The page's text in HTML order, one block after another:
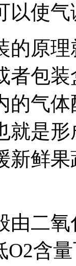
以使
的原
者包
的气
是形
新鲜
由二
O2含